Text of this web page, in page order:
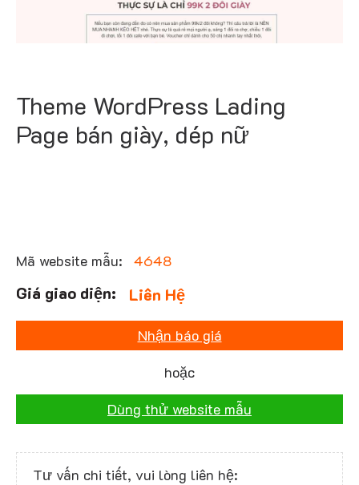
Theme WordPress Lading
Page bán giày, dép nữ
Mã website mẫu: 4648
Liên Hệ
Nhận báo giá
hoặc
Dùng thử website mẫu
Tư vấn chi tiết, vui lòng liên hệ: